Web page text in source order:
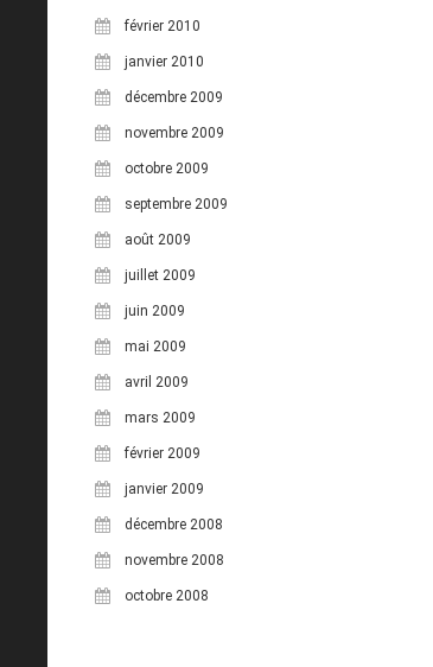
février 2010
janvier 2010
décembre 2009
novembre 2009
octobre 2009
septembre 2009
août 2009
juillet 2009
juin 2009
mai 2009
avril 2009
mars 2009
février 2009
janvier 2009
décembre 2008
novembre 2008
octobre 2008